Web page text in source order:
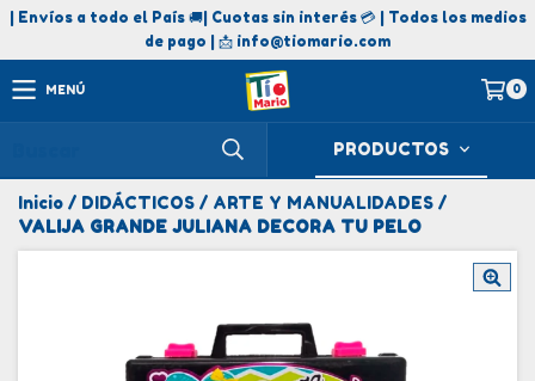
| Envíos a todo el País 🚚| Cuotas sin interés 💳 | Todos los medios
de pago | 📩 info@tiomario.com
MENÚ 0
PRODUCTOS
Inicio / DIDÁCTICOS / ARTE Y MANUALIDADES /
VALIJA GRANDE JULIANA DECORA TU PELO